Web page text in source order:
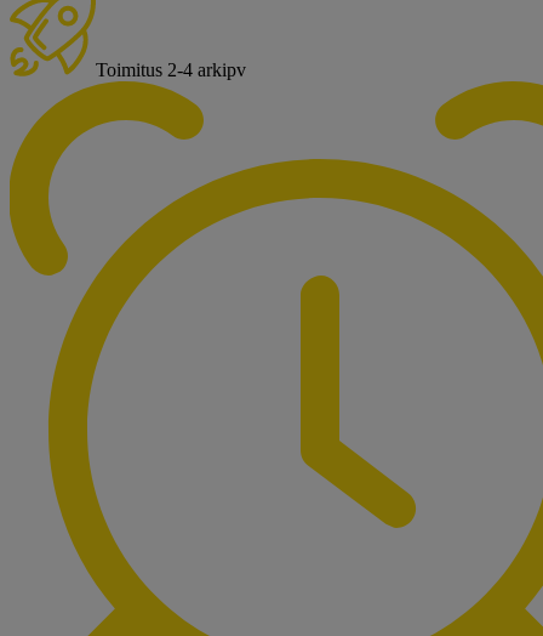
Toimitus 2-4 arkipv